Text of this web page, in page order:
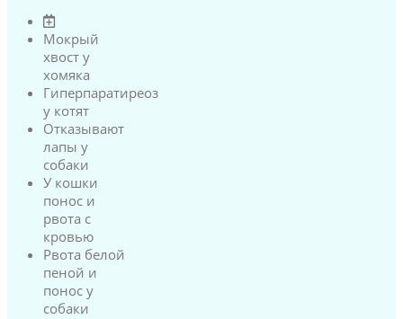
Мокрый
хвост у
хомяка
Гиперпаратиреоз
у котят
Отказывают
лапы у
собаки
У кошки
понос и
рвота с
кровью
Рвота белой
пеной и
понос у
собаки